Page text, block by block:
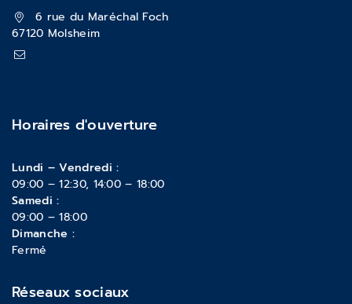
6 rue du Maréchal Foch
67120 Molsheim
Horaires d'ouverture
Lundi – Vendredi :
09:00 – 12:30, 14:00 – 18:00
Samedi :
09:00 – 18:00
Dimanche :
Fermé
Réseaux sociaux